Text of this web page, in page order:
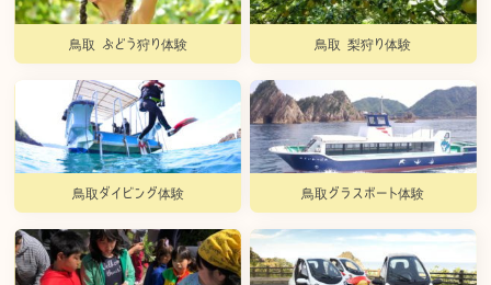
鳥取 ぶどう狩り体験 鳥取 梨狩り体験
鳥取ダイビング体験 鳥取グラスボート体験